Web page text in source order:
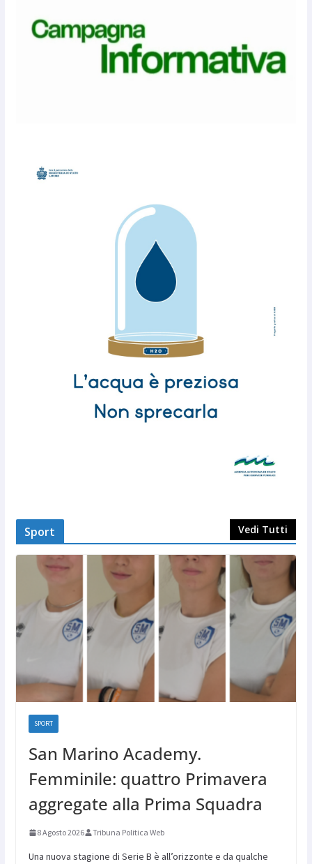
Sport Vedi Tutti
SPORT
San Marino Academy.
Femminile: quattro Primavera
aggregate alla Prima Squadra
8 Agosto 2026 Tribuna Politica Web
Una nuova stagione di Serie B è all’orizzonte e da qualche